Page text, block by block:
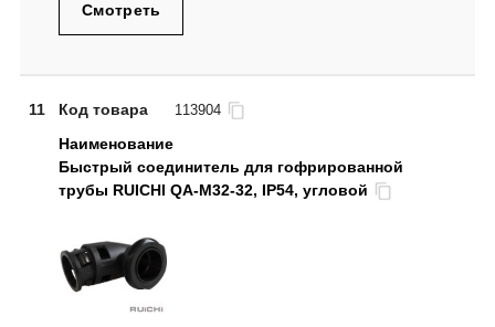
Смотреть
11 Код товара 113904
Быстрый соединитель для гофрированной
трубы RUICHI QA-M32-32, IP54, угловой